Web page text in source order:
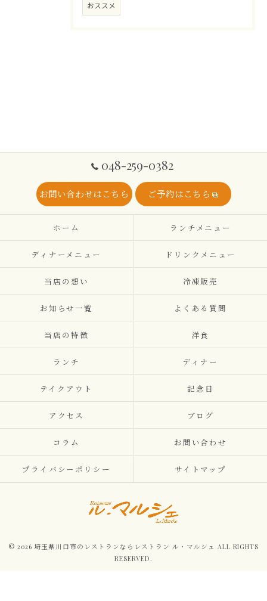
おススメ
048-259-0382
お問い合わせはこちら ご予約はこちら
ホーム ランチメニュー
ディナーメニュー ドリンクメニュー
当店の想い 冷凍販売
お知らせ一覧 よくある質問
当店の特徴 洋食
ランチ ディナー
テイクアウト 記念日
アクセス ブログ
コラム お問い合わせ
プライバシーポリシー サイトマップ
© 2026 埼玉県川口市のレストランならレストラン ル・マルシェ ALL RIGHTS
RESERVED.